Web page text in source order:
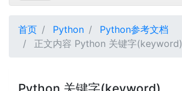
首页 Python
Python参考文档
正文内容 Python 关键字(keyword)